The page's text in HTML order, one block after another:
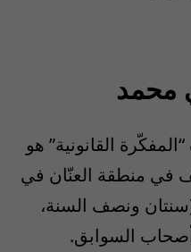
محمد
القانونية” هو
في منطقة العنّان في
ونصف السنة،
السوابق.